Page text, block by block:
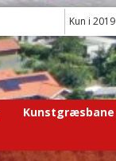
Kun i 2019
Kunstgræsbane